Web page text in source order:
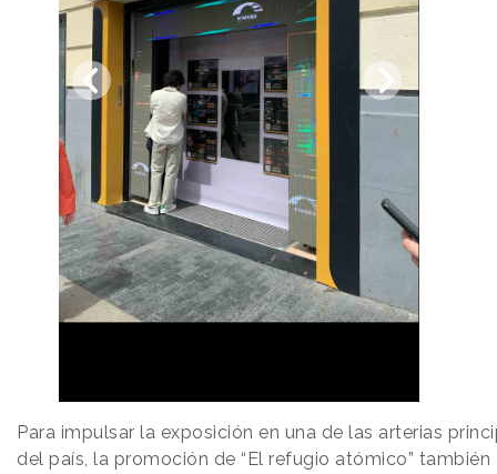
Para impulsar la exposición en una de las arterias
del país, la promoción de “El refugio atómico” también